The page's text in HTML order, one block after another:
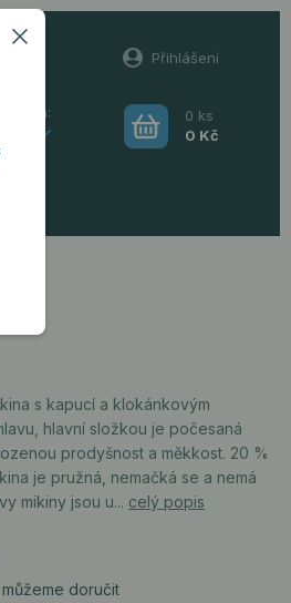
Přihlášení
0 ks
0 Kč
s kapucí a klokánkovým
hlavní složkou je počesaná
prodyšnost a měkkost. 20 %
je pružná, nemačká se a nemá
mikiny jsou u... celý popis
doručit